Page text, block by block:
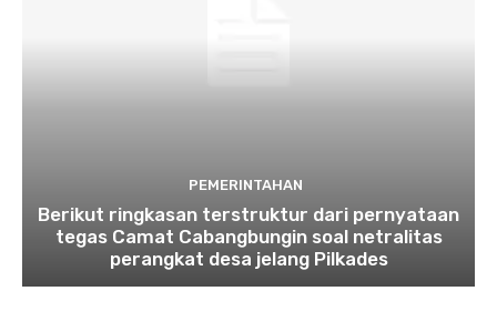
PEMERINTAHAN
Berikut ringkasan terstruktur dari pernyataan
tegas Camat Cabangbungin soal netralitas
perangkat desa jelang Pilkades